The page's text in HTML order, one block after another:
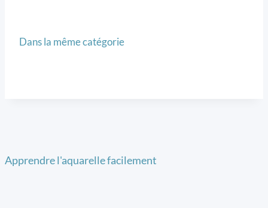
Dans la même catégorie
Apprendre l'aquarelle facilement